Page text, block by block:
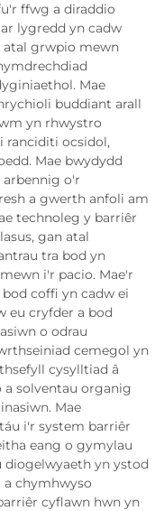
ffwg a diraddio
lygredd yn cadw
atal grwpio mewn
Mae
buddiant arall
yn rhwystro
ranciditi ocsidol,
Mae bwydydd
arbennig o'r
a gwerth anfoli am
technoleg y barriêr
gan atal
tra bod yn
i'r pacio. Mae'r
coffi yn cadw ei
eu cryfder a bod
o odrau
cemegol yn
cysylltiad â
a solventau organig
Mae
i'r system barriêr
eang o gymylau
yn ystod
chymhwyso
cyflawn hwn yn